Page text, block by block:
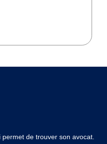
de trouver son avocat.